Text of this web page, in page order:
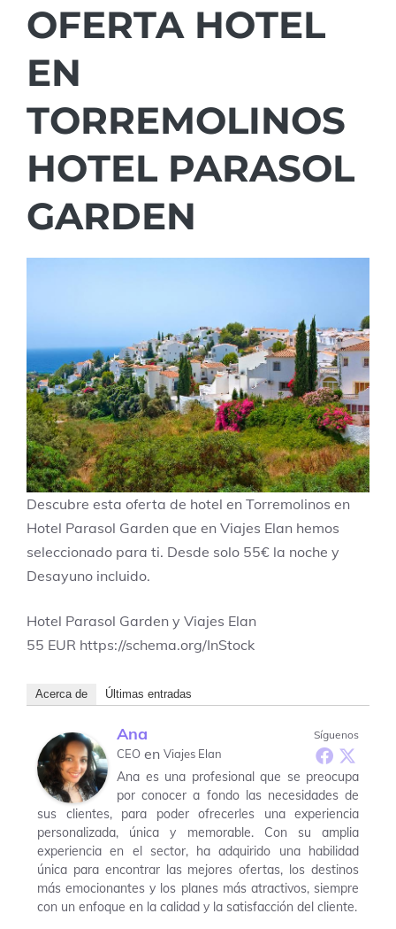
OFERTA HOTEL
EN
TORREMOLINOS
HOTEL PARASOL
GARDEN
Descubre esta oferta de hotel en Torremolinos en
Hotel Parasol Garden que en Viajes Elan hemos
seleccionado para ti. Desde solo 55€ la noche y
Desayuno incluido.
Hotel Parasol Garden y Viajes Elan
55 EUR https://schema.org/InStock
Acerca de Últimas entradas
Síguenos
Ana
CEO en Viajes Elan
Ana es una profesional que se preocupa
por conocer a fondo las necesidades de
sus clientes, para poder ofrecerles una experiencia
personalizada, única y memorable. Con su amplia
experiencia en el sector, ha adquirido una habilidad
única para encontrar las mejores ofertas, los destinos
más emocionantes y los planes más atractivos, siempre
con un enfoque en la calidad y la satisfacción del cliente.